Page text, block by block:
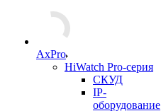
AxPro
HiWatch Pro-серия
CКУД
IP-
оборудование